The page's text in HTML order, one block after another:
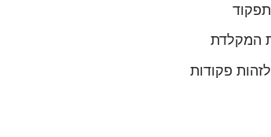
המקלדת
פקודות